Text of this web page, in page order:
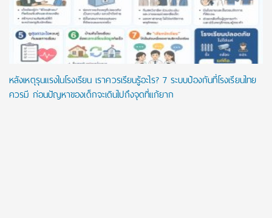
หลังเหตุรุนแรงในโรงเรียน เราควรเรียนรู้อะไร? 7 ระบบป้องกันที่โรงเรียนไทย
ควรมี ก่อนปัญหาของเด็กจะเดินไปถึงจุดที่แก้ยาก